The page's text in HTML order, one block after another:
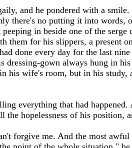
and he pondered with a
there's no putting it into words,
in beside one of the
them for his slippers, a present
done every day for the last
dressing-gown always hung in
his wife's room, but in his
everything that had
the hopelessness of his position,
forgive me. And the most